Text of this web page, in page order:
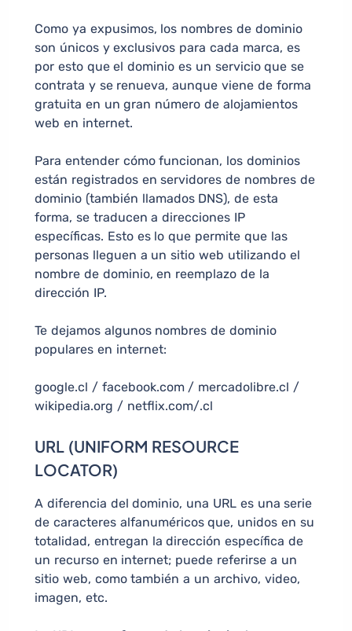
Como ya expusimos, los nombres de dominio
son únicos y exclusivos para cada marca, es
por esto que el dominio es un servicio que se
contrata y se renueva, aunque viene de forma
gratuita en un gran número de alojamientos
web en internet.
Para entender cómo funcionan, los dominios
están registrados en servidores de nombres de
dominio (también llamados DNS), de esta
forma, se traducen a direcciones IP
específicas. Esto es lo que permite que las
personas lleguen a un sitio web utilizando el
nombre de dominio, en reemplazo de la
dirección IP.
Te dejamos algunos nombres de dominio
populares en internet:
google.cl / facebook.com / mercadolibre.cl /
wikipedia.org / netflix.com/.cl
URL (UNIFORM RESOURCE
LOCATOR)
A diferencia del dominio, una URL es una serie
de caracteres alfanuméricos que, unidos en su
totalidad, entregan la dirección específica de
un recurso en internet; puede referirse a un
sitio web, como también a un archivo, video,
imagen, etc.